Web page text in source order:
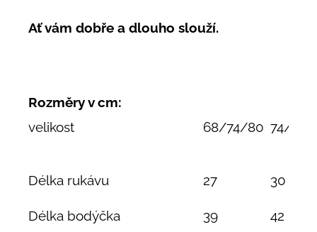
Ať vám dobře a dlouho slouží.
Rozměry v cm:
velikost
68/74/80 74/80/
Délka rukávu 27 30
Délka bodýčka 39 42